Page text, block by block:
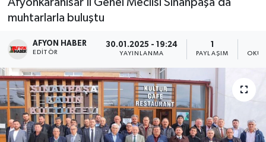
Afyonkarahisar İl Genel Meclisi Sinanpaşa’da
muhtarlarla buluştu
AFYON HABER
EDITÖR
30.01.2025 - 19:24
YAYINLANMA PAYLAŞIM
Ekonomi
Magazin
Etkinlikler